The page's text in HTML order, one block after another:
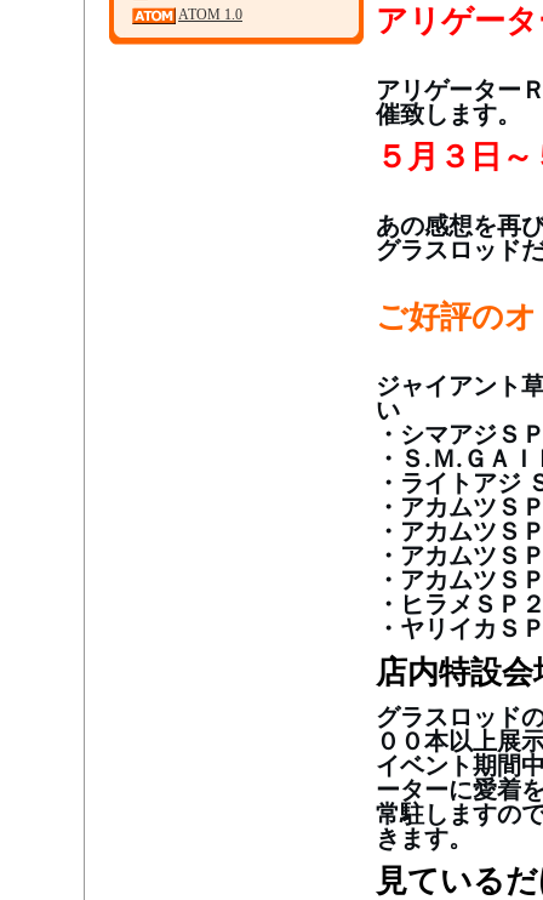
ATOM 1.0
アリゲー
アリゲーター
催致します。
５月３日
あの感想を再
グラスロッド
ご好評の
ジャイアント
い
・シマアジＳ
・Ｓ.Ｍ.ＧＡ
・ライトアジ
・アカムツＳ
・アカムツＳ
・アカムツＳ
・アカムツＳ
・ヒラメＳＰ
・ヤリイカＳ
店内特設
グラスロッド
００本以上展
イベント期間
ーターに愛着
常駐しますの
きます。
見ている